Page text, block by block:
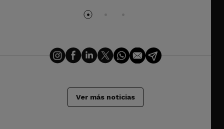
Ver más noticias